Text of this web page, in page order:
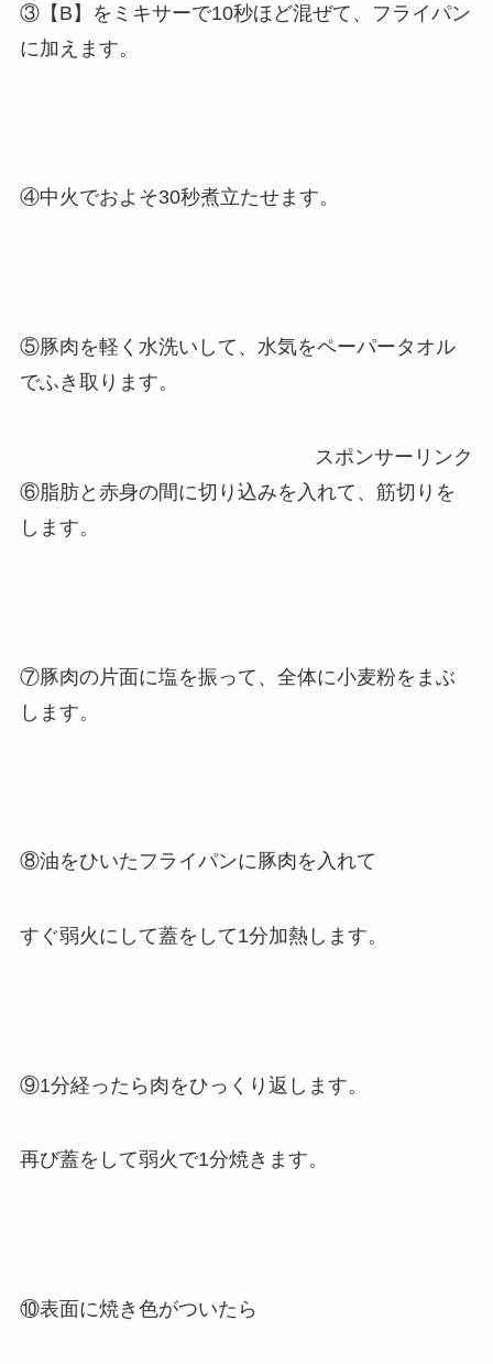
③【B】をミキサーで10秒ほど混ぜて、フライパン
に加えます。
④中火でおよそ30秒煮立たせます。
⑤豚肉を軽く水洗いして、水気をペーパータオル
でふき取ります。
スポンサーリンク
⑥脂肪と赤身の間に切り込みを入れて、筋切りを
します。
⑦豚肉の片面に塩を振って、全体に小麦粉をまぶ
します。
⑧油をひいたフライパンに豚肉を入れて
すぐ弱火にして蓋をして1分加熱します。
⑨1分経ったら肉をひっくり返します。
再び蓋をして弱火で1分焼きます。
⑩表面に焼き色がついたら